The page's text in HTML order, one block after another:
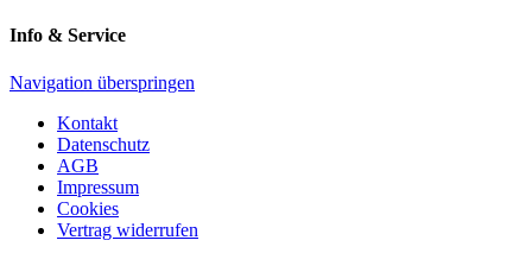
Info & Service
Navigation überspringen
Kontakt
Datenschutz
AGB
Impressum
Cookies
Vertrag widerrufen